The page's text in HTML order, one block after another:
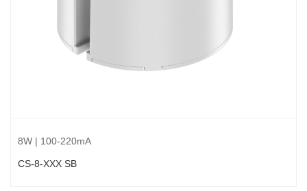
8W | 100-220mA
CS-8-XXX SB